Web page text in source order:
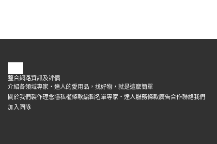
整合網路資訊及評價
介紹各領域專家・達人的愛用品，找好物，就是這麼簡單
關於我們製作理念隱私權條款編輯名單專家・達人服務條款廣告合作聯絡我們
加入團隊